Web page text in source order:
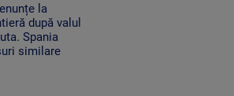
la
după valul
Spania
similare